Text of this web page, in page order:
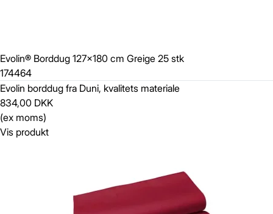
Evolin® Borddug 127x180 cm Greige 25 stk
174464
Evolin borddug fra Duni, kvalitets materiale
834,00 DKK
(ex moms)
Vis produkt